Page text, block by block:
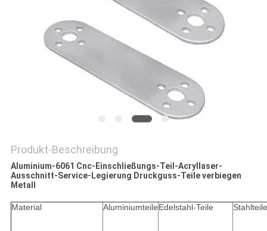
Produkt-Beschreibung
Aluminium-6061 Cnc-Einschließungs-Teil-Acryllaser-
Ausschnitt-Service-Legierung Druckguss-Teile verbiegen
Metall
Material AluminiumteileEdelstahl-Teile Stahlteile